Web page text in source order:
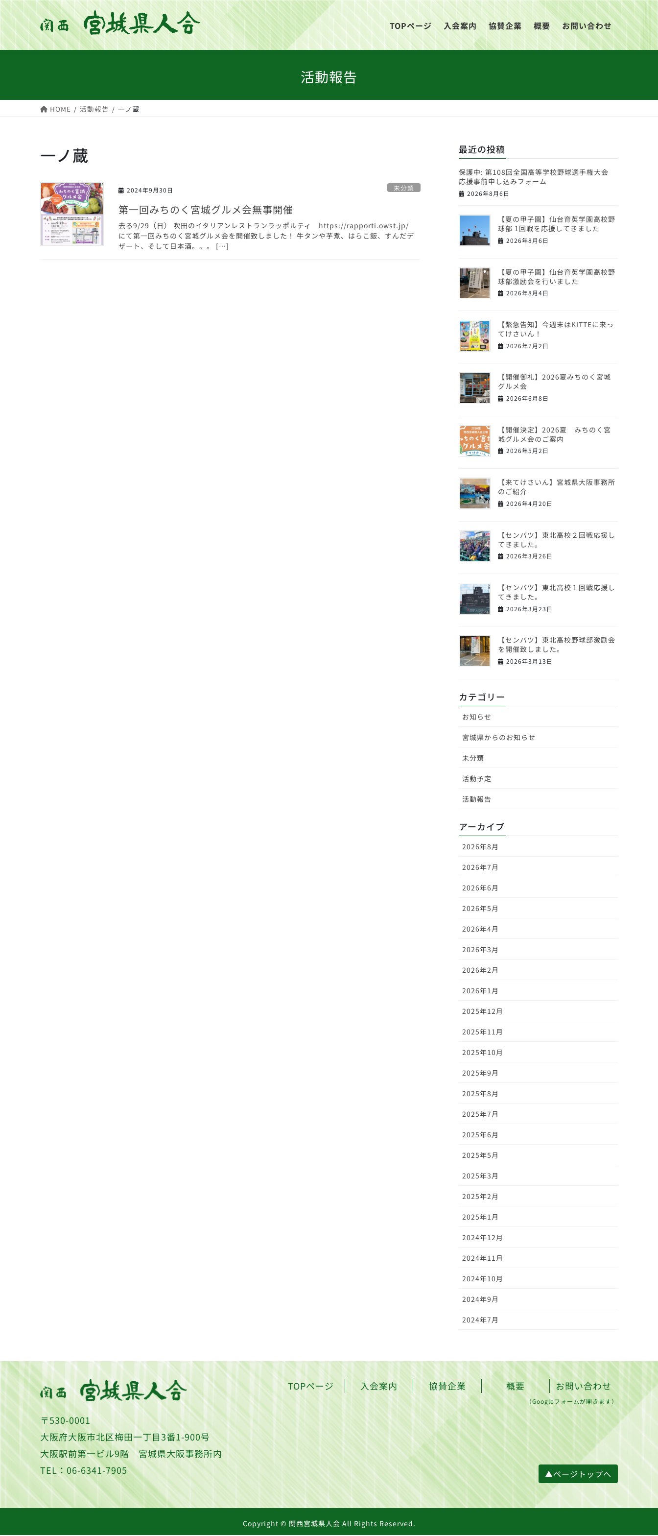
ン
テ
ン
キ
ビ
ゲ
ー
に
TOPページ 入会案内 協賛企業 概要 お問い合わせ
活動報告
HOME 活動報告 一ノ蔵
一ノ蔵
2024年9月30日 未分類
第一回みちのく宮城グルメ会無事開催
去る9/29（日） 吹田のイタリアンレストランラッポルティ https://rapporti.owst.jp/
にて第一回みちのく宮城グルメ会を開催致しました！ 牛タンや芋煮、はらこ飯、すんだデ
ザート、そして日本酒。。。 […]
最近の投稿
保護中: 第108回全国高等学校野球選手権大会
応援事前申し込みフォーム
2026年8月6日
【夏の甲子園】仙台育英学園高校野
球部 1回戦を応援してきました
2026年8月6日
【夏の甲子園】仙台育英学園高校野
球部激励会を行いました
2026年8月4日
【緊急告知】今週末はKITTEに来っ
てけさいん！
2026年7月2日
【開催御礼】2026夏みちのく宮城
グルメ会
2026年6月8日
【開催決定】2026夏 みちのく宮
城グルメ会のご案内
2026年5月2日
【来てけさいん】宮城県大阪事務所
のご紹介
2026年4月20日
【センバツ】東北高校２回戦応援し
てきました。
2026年3月26日
【センバツ】東北高校１回戦応援し
てきました。
2026年3月23日
【センバツ】東北高校野球部激励会
を開催致しました。
2026年3月13日
カテゴリー
お知らせ
宮城県からのお知らせ
未分類
活動予定
活動報告
アーカイブ
2026年8月
2026年7月
2026年6月
2026年5月
2026年4月
2026年3月
2026年2月
2026年1月
2025年12月
2025年11月
2025年10月
2025年9月
2025年8月
2025年7月
2025年6月
2025年5月
2025年3月
2025年2月
2025年1月
2024年12月
2024年11月
2024年10月
2024年9月
2024年7月
〒530-0001
大阪府大阪市北区梅田一丁目3番1-900号
大阪駅前第一ビル9階 宮城県大阪事務所内
TEL：06-6341-7905
TOPページ 入会案内 協賛企業 概要 お問い合わせ
（Googleフォームが開きます）
▲ページトップへ
Copyright © 関西宮城県人会 All Rights Reserved.